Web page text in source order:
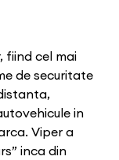
fiind cel mai
de securitate
in
Viper a
inca din